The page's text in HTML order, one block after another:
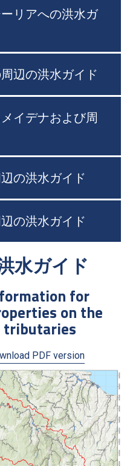
リアへの洪水ガ
辺の洪水ガイド
イデナおよび周
の洪水ガイド
の洪水ガイド
水ガイド
for
on the
tributaries
PDF version